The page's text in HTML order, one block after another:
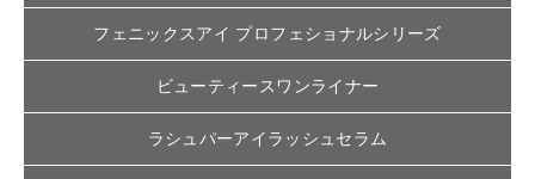
フェニックスアイ プロフェショナルシリーズ
ビューティースワンライナー
ラシュパーアイラッシュセラム